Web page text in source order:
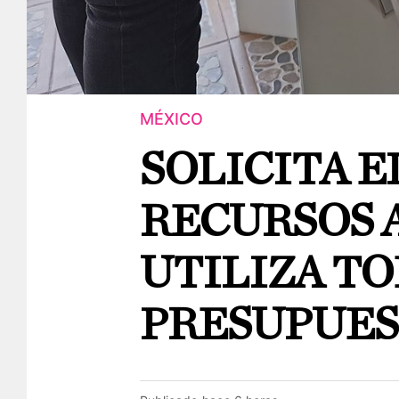
MÉXICO
SOLICITA
RECURSOS
UTILIZA